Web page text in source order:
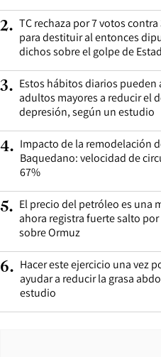
2. TC rechaza por 7 votos
para destituir al entonces
dichos sobre el golpe de
3. Estos hábitos diarios pueden
adultos mayores a reducir el
depresión, según un estudio
4. Impacto de la remodelación
Baquedano: velocidad de
67%
5. El precio del petróleo es una
ahora registra fuerte salto
sobre Ormuz
6. Hacer este ejercicio una vez
ayudar a reducir la grasa
estudio